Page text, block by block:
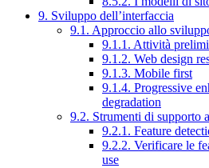
9. Sviluppo dell’interfaccia
9.1. Approccio allo
9.1.1. Attività
9.1.2. Web design
9.1.3. Mobile first
9.1.4. Progressive
degradation
9.2. Strumenti di supporto
9.2.1. Feature
9.2.2. Verificare le
use